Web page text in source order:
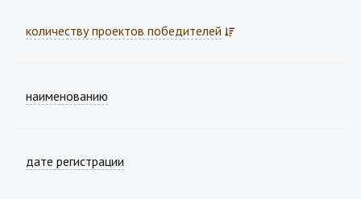
количеству проектов победителей
наименованию
дате регистрации